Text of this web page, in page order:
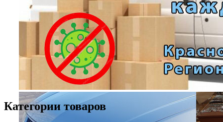
Категории товаров